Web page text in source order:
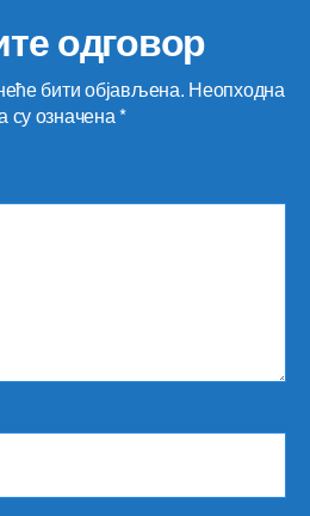
одговор
бити објављена. Неопходна
су означена*